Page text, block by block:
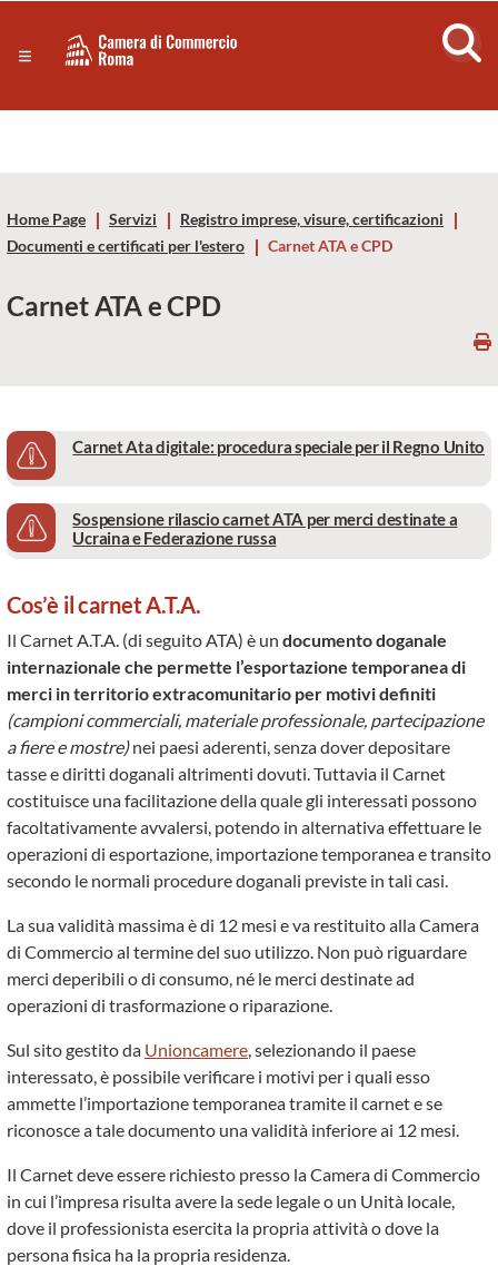
Servizi
Risorse Principali
Camera
Commercio
di
Roma
Roma
Home Page Servizi
Registro imprese, visure, certificazioni
Documenti e certificati per l'estero
Carnet ATA e CPD
Carnet ATA e CPD
Carnet Ata digitale: procedura speciale per il Regno Unito
Sospensione rilascio carnet ATA per merci destinate a
Ucraina e Federazione russa
Cos’è il carnet A.T.A.
Il Carnet A.T.A. (di seguito ATA) è un documento doganale
internazionale che permette l’esportazione temporanea di
merci in territorio extracomunitario per motivi definiti
(campioni commerciali, materiale professionale, partecipazione
a fiere e mostre)nei paesi aderenti, senza dover depositare
tasse e diritti doganali altrimenti dovuti. Tuttavia il Carnet
costituisce una facilitazione della quale gli interessati possono
facoltativamente avvalersi, potendo in alternativa effettuare le
operazioni di esportazione, importazione temporanea e transito
secondo le normali procedure doganali previste in tali casi.
La sua validità massima è di 12 mesi e va restituito alla Camera
di Commercio al termine del suo utilizzo. Non può riguardare
merci deperibili o di consumo, né le merci destinate ad
operazioni di trasformazione o riparazione.
Sul sito gestito da Unioncamere, selezionando il paese
interessato, è possibile verificare i motivi per i quali esso
ammette l’importazione temporanea tramite il carnet e se
riconosce a tale documento una validità inferiore ai 12 mesi.
Il Carnet deve essere richiesto presso la Camera di Commercio
in cui l’impresa risulta avere la sede legale o un Unità locale,
dove il professionista esercita la propria attività o dove la
persona fisica ha la propria residenza.